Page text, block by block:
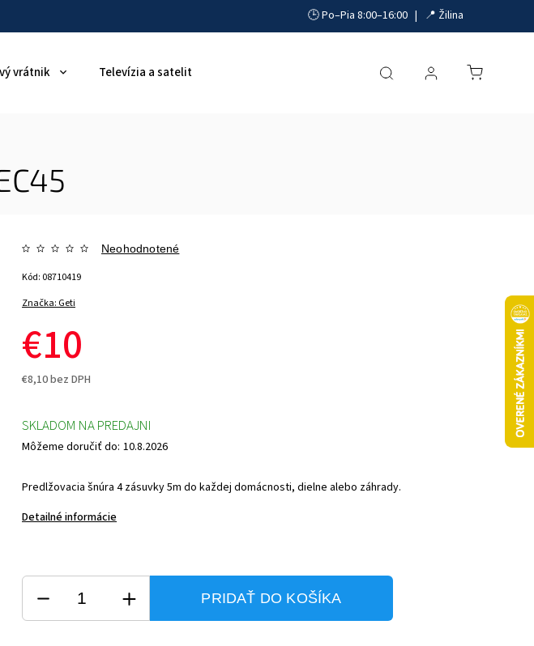
🕒 Po–Pia 8:00–16:00 | 📍 Žilina
vrátnik Televízia a satelit Akumulátory, UPS a zdroje Parkovacie systémy
Značka: Geti
Neohodnotené
€10
€8,10 bez DPH
Kód: 08710419
Predlžovacia šnúra 4 zásuvky 5m do každej domácnosti, dielne alebo záhrady.
Detailné informácie
SKLADOM NA PREDAJNI
Môžeme doručiť do: 10.8.2026
PRIDAŤ DO KOŠÍKA